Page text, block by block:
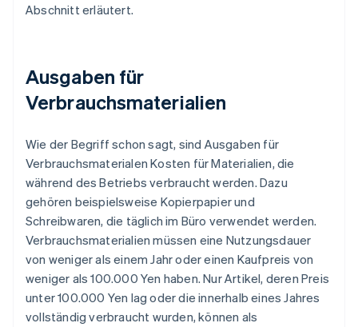
Abschnitt erläutert.
Ausgaben für
Verbrauchsmaterialien
Wie der Begriff schon sagt, sind Ausgaben für
Verbrauchsmaterialen Kosten für Materialien, die
während des Betriebs verbraucht werden. Dazu
gehören beispielsweise Kopierpapier und
Schreibwaren, die täglich im Büro verwendet werden.
Verbrauchsmaterialien müssen eine Nutzungsdauer
von weniger als einem Jahr oder einen Kaufpreis von
weniger als 100.000 Yen haben. Nur Artikel, deren Preis
unter 100.000 Yen lag oder die innerhalb eines Jahres
vollständig verbraucht wurden, können als